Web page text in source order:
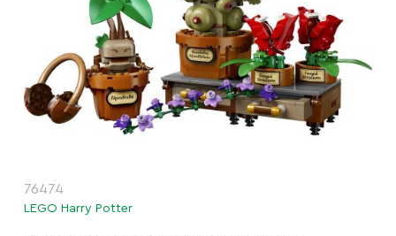
76474
LEGO Harry Potter